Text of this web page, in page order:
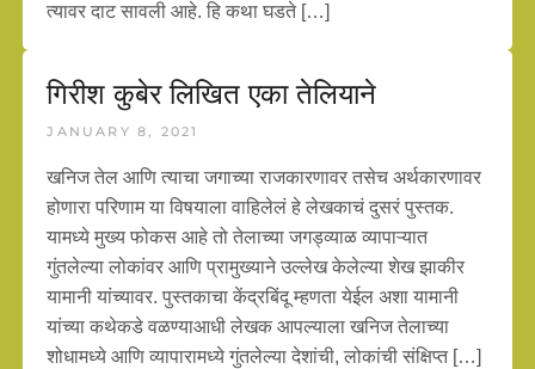
त्यावर दाट सावली आहे. हि कथा घडते […]
गिरीश कुबेर लिखित एका तेलियाने
JANUARY 8, 2021
खनिज तेल आणि त्याचा जगाच्या राजकारणावर तसेच अर्थकारणावर
होणारा परिणाम या विषयाला वाहिलेलं हे लेखकाचं दुसरं पुस्तक.
यामध्ये मुख्य फोकस आहे तो तेलाच्या जगड्व्याळ व्यापाऱ्यात
गुंतलेल्या लोकांवर आणि प्रामुख्याने उल्लेख केलेल्या शेख झाकीर
यामानी यांच्यावर. पुस्तकाचा केंद्रबिंदू म्हणता येईल अशा यामानी
यांच्या कथेकडे वळण्याआधी लेखक आपल्याला खनिज तेलाच्या
शोधामध्ये आणि व्यापारामध्ये गुंतलेल्या देशांची, लोकांची संक्षिप्त […]